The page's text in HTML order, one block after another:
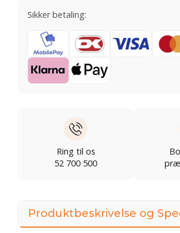
Sikker betaling:
Ring til os
52 700 500
Produktbeskrivelse og